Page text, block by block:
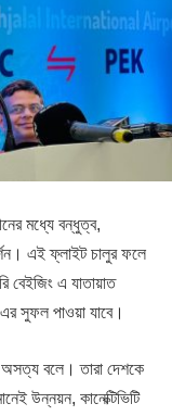
মধ্যে বন্ধুত্ব,
এই ফ্লাইট চালুর ফলে
বেইজিং এ যাতায়াত
সুফল পাওয়া যাবে।
অসত্য বলে। তারা দেশকে
উন্নয়ন, কানেক্টিভিটি